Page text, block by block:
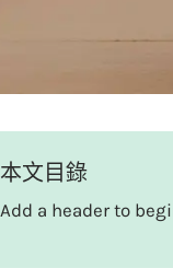
本文目錄
Add a header to